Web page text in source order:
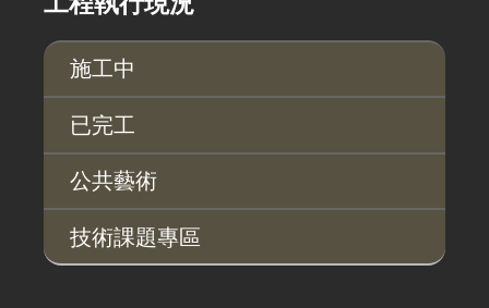
施工中
已完工
公共藝術
技術課題專區